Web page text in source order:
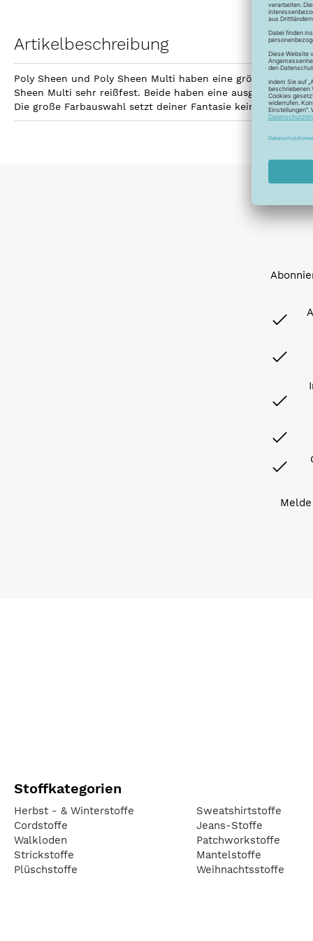
Artikelbeschreibung
Poly Sheen und Poly Sheen Multi haben eine größere
Sheen Multi sehr reißfest. Beide haben eine
Die große Farbauswahl setzt deiner Fantasie keine Grenzen
Stoffkategorien
Herbst - & Winterstoffe
Cordstoffe
Walkloden
Strickstoffe
Plüschstoffe
Sweatshirtstoffe
Jeans-Stoffe
Patchworkstoffe
Mantelstoffe
Weihnachtsstoffe